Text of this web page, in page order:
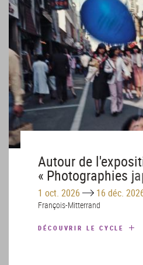
Autour de
« Photographies
BnF »
1 oct. 2026 Until16 déc.
François-Mitterrand
DÉCOUVRIR LE CYCLE